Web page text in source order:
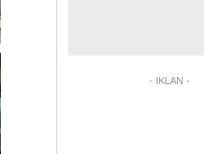
- IKLAN -